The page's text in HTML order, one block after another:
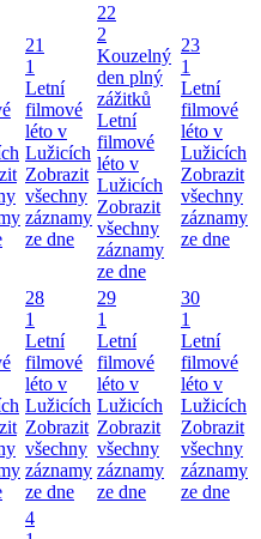
21
1
Letní
filmové
léto v
Lužicích
Zobrazit
všechny
záznamy
ze dne
22
2
Kouzelný
den plný
zážitků
Letní
filmové
léto v
Lužicích
Zobrazit
všechny
záznamy
ze dne
23
1
Letní
filmové
léto v
Lužicích
Zobrazit
všechny
záznamy
ze dne
28
1
Letní
filmové
léto v
Lužicích
Zobrazit
všechny
záznamy
ze dne
29
1
Letní
filmové
léto v
Lužicích
Zobrazit
všechny
záznamy
ze dne
30
1
Letní
filmové
léto v
Lužicích
Zobrazit
všechny
záznamy
ze dne
4